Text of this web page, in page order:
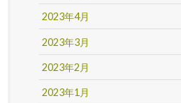
2023年4月
2023年3月
2023年2月
2023年1月